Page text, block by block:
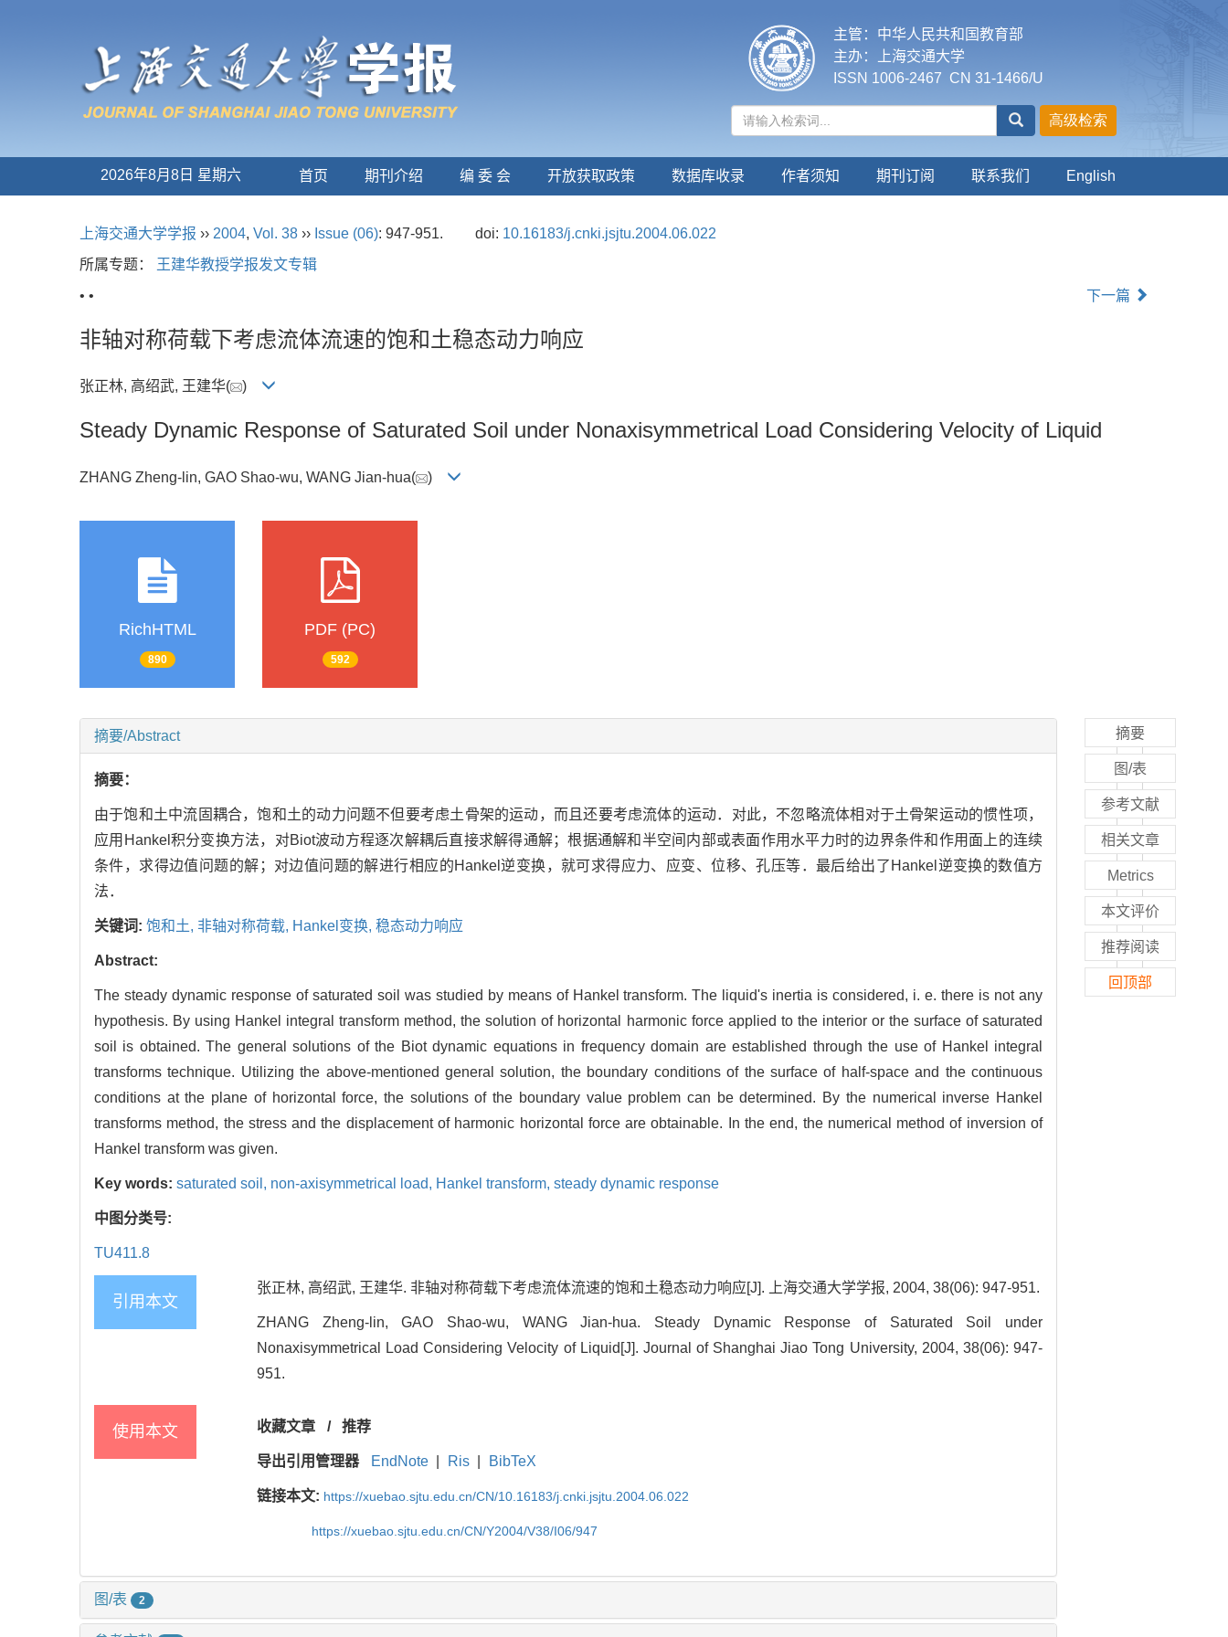
主管：中华人民共和国教育部
主办：上海交通大学
ISSN 1006-2467 CN 31-1466/U
2026年8月8日 星期六 首页 期刊介绍 编 委 会 开放获取政策 数据库收录 作者须知 期刊订阅 联系我们 English
上海交通大学学报 ›› 2004, Vol. 38 ›› Issue (06): 947-951. doi: 10.16183/j.cnki.jsjtu.2004.06.022
所属专题：
王建华教授学报发文专辑
• •
下一篇
非轴对称荷载下考虑流体流速的饱和土稳态动力响应
张正林, 高绍武, 王建华( )
Steady Dynamic Response of Saturated Soil under Nonaxisymmetrical Load Considering Velocity of Liquid
ZHANG Zheng-lin, GAO Shao-wu, WANG Jian-hua( )
RichHTML
890
PDF (PC)
592
摘要/Abstract
摘要：
由于饱和土中流固耦合，饱和土的动力问题不但要考虑土骨架的运动，而且还要考虑流体的运动．对此，不忽略流体相对于土骨架运动的惯性项，
应用Hankel积分变换方法，对Biot波动方程逐次解耦后直接求解得通解；根据通解和半空间内部或表面作用水平力时的边界条件和作用面上的连续
条件，求得边值问题的解；对边值问题的解进行相应的Hankel逆变换，就可求得应力、应变、位移、孔压等．最后给出了Hankel逆变换的数值方
法．
关键词: 饱和土, 非轴对称荷载, Hankel变换, 稳态动力响应
Abstract:
The steady dynamic response of saturated soil was studied by means of Hankel transform. The liquid's inertia is considered, i. e. there is not any
hypothesis. By using Hankel integral transform method, the solution of horizontal harmonic force applied to the interior or the surface of saturated
soil is obtained. The general solutions of the Biot dynamic equations in frequency domain are established through the use of Hankel integral
transforms technique. Utilizing the above-mentioned general solution, the boundary conditions of the surface of half-space and the continuous
conditions at the plane of horizontal force, the solutions of the boundary value problem can be determined. By the numerical inverse Hankel
transforms method, the stress and the displacement of harmonic horizontal force are obtainable. In the end, the numerical method of inversion of
Hankel transform was given.
Key words: saturated soil, non-axisymmetrical load, Hankel transform, steady dynamic response
中图分类号:
TU411.8
引用本文
张正林, 高绍武, 王建华. 非轴对称荷载下考虑流体流速的饱和土稳态动力响应[J]. 上海交通大学学报, 2004, 38(06): 947-951.
ZHANG Zheng-lin, GAO Shao-wu, WANG Jian-hua. Steady Dynamic Response of Saturated Soil under
Nonaxisymmetrical Load Considering Velocity of Liquid[J]. Journal of Shanghai Jiao Tong University, 2004, 38(06): 947-
951.
使用本文 收藏文章 / 推荐
导出引用管理器 EndNote Ris BibTeX
链接本文: https://xuebao.sjtu.edu.cn/CN/10.16183/j.cnki.jsjtu.2004.06.022
https://xuebao.sjtu.edu.cn/CN/Y2004/V38/I06/947
图/表 2
摘要
图/表
参考文献
相关文章
Metrics
本文评价
推荐阅读
回顶部